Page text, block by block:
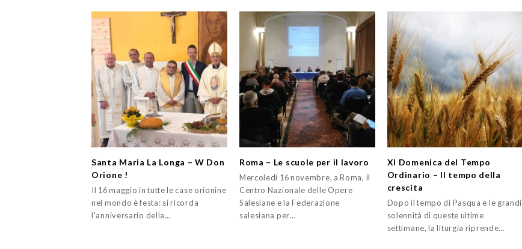
Santa Maria La Longa – W Don
Orione !
Il 16 maggio in tutte le case orionine
nel mondo è festa: si ricorda
l'anniversario della…
Roma – Le scuole per il lavoro
Mercoledì 16 novembre, a Roma, il
Centro Nazionale delle Opere
Salesiane e la Federazione
salesiana per…
XI Domenica del Tempo
Ordinario – Il tempo della
crescita
Dopo il tempo di Pasqua e le grandi
solennità di queste ultime
settimane, la liturgia riprende…